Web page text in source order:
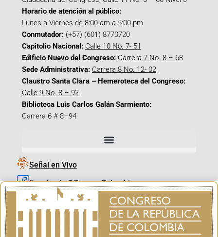
Horario de atención al público:
Lunes a Viernes de 8:00 am a 5:00 pm
Conmutador: (+57) (601) 8770720
Capitolio Nacional: Calle 10 No. 7- 51
Edificio Nuevo del Congreso: Carrera 7 No. 8 – 68
Sede Administrativa: Carrera 8 No. 12- 02
Claustro Santa Clara – Hemeroteca del Congreso:
Calle 9 No. 8 – 92
Biblioteca Luis Carlos Galán Sarmiento:
Carrera 6 # 8–94
Señal en Vivo
Facebook_@CamaraColombia
Instagram_@CamaraColombia
X_@CamaraColombia